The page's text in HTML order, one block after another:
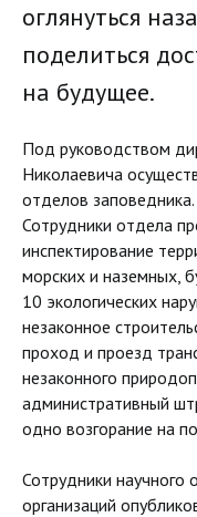
оглянуться
поделиться
на будущее.
Под руководством
Николаевича
отделов
Сотрудники отдела
инспектирование
морских и наземных,
10 экологических
незаконное
проход и проезд
незаконного
административный
одно возгорание на
Сотрудники научного
организаций